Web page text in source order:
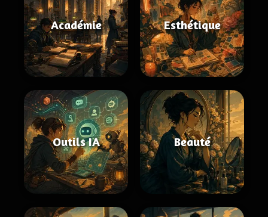
Académie Esthétique
Outils IA Beauté